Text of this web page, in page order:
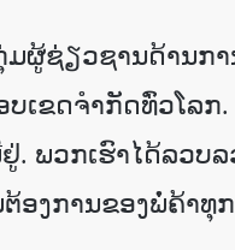
ຜູ້ຊ່ຽວຊານດ້ານກ
ເຂດຈໍາກັດທົ່ວໂລກ.
. ພວກເຮົາໄດ້ລວບ
ອງການຂອງພໍ່ຄ້າ